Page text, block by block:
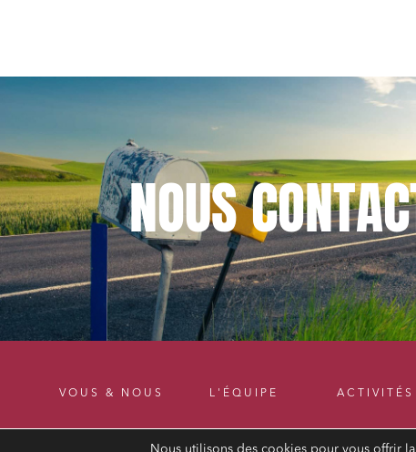
NOUS
VOUS & NOUS L'ÉQUIPE ACTIVITÉS
Nous utilisons des cookies pour vous offrir